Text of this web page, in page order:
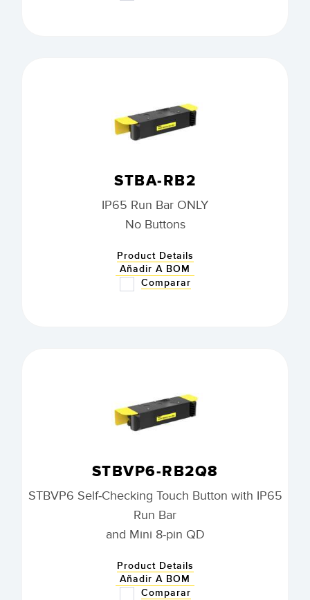
STBA-RB2
IP65 Run Bar ONLY
No Buttons
Product Details
Añadir A BOM
Comparar
STBVP6-RB2Q8
STBVP6 Self-Checking Touch Button with IP65
Run Bar
and Mini 8-pin QD
Product Details
Añadir A BOM
Comparar